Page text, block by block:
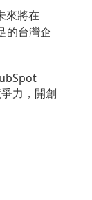
來將在
的台灣企
力，開創